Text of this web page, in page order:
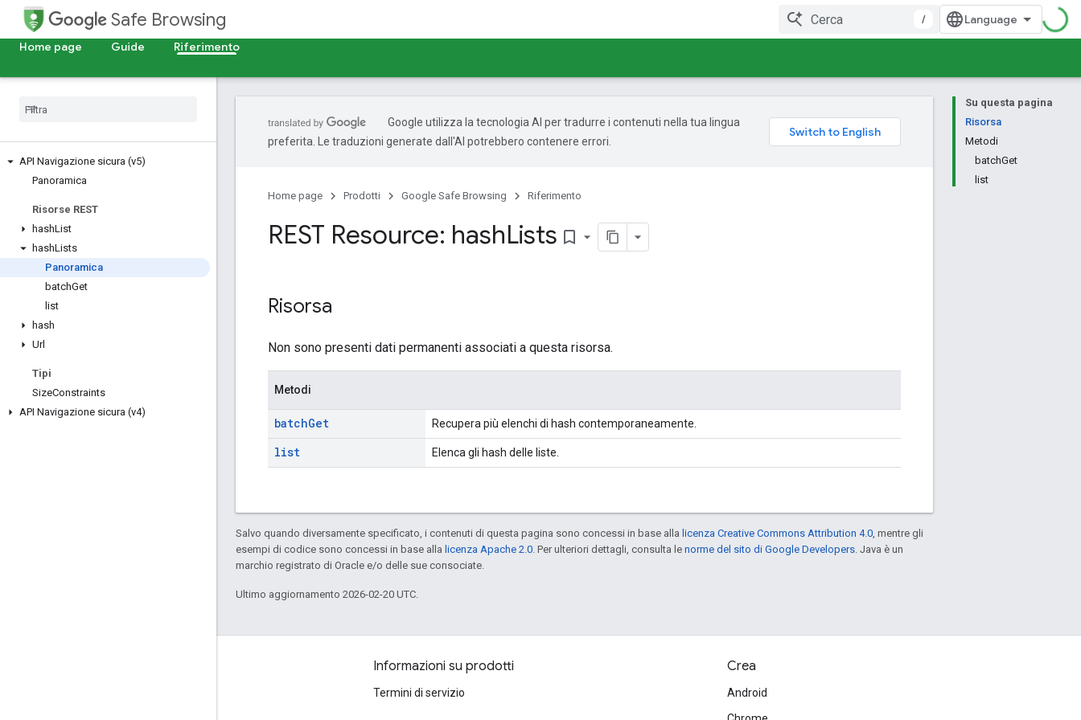
Safe Browsing
/
Home page
Guide Riferimento
API Navigazione sicura (v5)
Panoramica
Risorse REST
hashList
hashLists
Panoramica
batchGet
list
hash
Url
Tipi
SizeConstraints
API Navigazione sicura (v4)
Su questa pagina
Risorsa
Metodi
batchGet
list
Google utilizza la tecnologia AI per tradurre i contenuti nella tua lingua
preferita. Le traduzioni generate dall'AI potrebbero contenere errori.
Home page Prodotti Google Safe Browsing Riferimento
REST Resource: hashLists bookmark_border
Risorsa
Non sono presenti dati permanenti associati a questa risorsa.
Metodi
batchGet Recupera più elenchi di hash contemporaneamente.
list Elenca gli hash delle liste.
Salvo quando diversamente specificato, i contenuti di questa pagina sono concessi in base alla licenza Creative Commons Attribution 4.0 , mentre gli
esempi di codice sono concessi in base alla licenza Apache 2.0 . Per ulteriori dettagli, consulta le norme del sito di Google Developers . Java è un
marchio registrato di Oracle e/o delle sue consociate.
Ultimo aggiornamento 2026-02-20 UTC.
Informazioni su prodotti
Termini di servizio
Crea
Android